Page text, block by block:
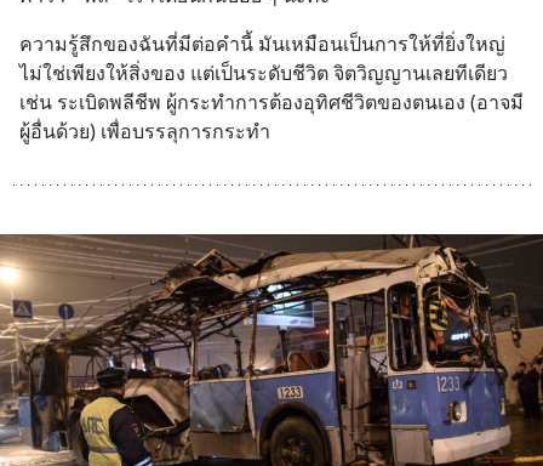
ความรู้สึกของฉันที่มีต่อคำนี้ มันเหมือนเป็นการให้ที่ยิ่งใหญ่
ไม่ใช่เพียงให้สิ่งของ แต่เป็นระดับชีวิต จิตวิญญานเลยทีเดียว
เช่น ระเบิดพลีชีพ ผู้กระทำการต้องอุทิศชีวิตของตนเอง (อาจมี
ผู้อื่นด้วย) เพื่อบรรลุการกระทำ